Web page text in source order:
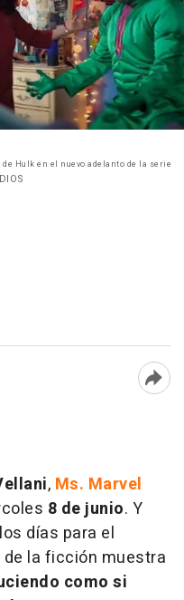
Hulk en el nuevo adelanto de la serie
, Ms. Marvel
8 de junio. Y
días para el
la ficción muestra
como si